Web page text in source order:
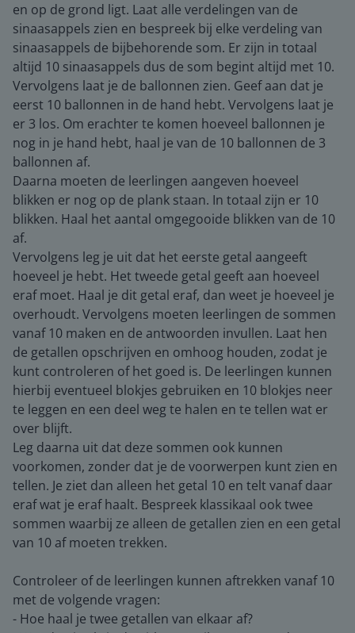
en op de grond ligt. Laat alle verdelingen van de
sinaasappels zien en bespreek bij elke verdeling van
sinaasappels de bijbehorende som. Er zijn in totaal
altijd 10 sinaasappels dus de som begint altijd met 10.
Vervolgens laat je de ballonnen zien. Geef aan dat je
eerst 10 ballonnen in de hand hebt. Vervolgens laat je
er 3 los. Om erachter te komen hoeveel ballonnen je
nog in je hand hebt, haal je van de 10 ballonnen de 3
ballonnen af.
Daarna moeten de leerlingen aangeven hoeveel
blikken er nog op de plank staan. In totaal zijn er 10
blikken. Haal het aantal omgegooide blikken van de 10
af.
Vervolgens leg je uit dat het eerste getal aangeeft
hoeveel je hebt. Het tweede getal geeft aan hoeveel
eraf moet. Haal je dit getal eraf, dan weet je hoeveel je
overhoudt. Vervolgens moeten leerlingen de sommen
vanaf 10 maken en de antwoorden invullen. Laat hen
de getallen opschrijven en omhoog houden, zodat je
kunt controleren of het goed is. De leerlingen kunnen
hierbij eventueel blokjes gebruiken en 10 blokjes neer
te leggen en een deel weg te halen en te tellen wat er
over blijft.
Leg daarna uit dat deze sommen ook kunnen
voorkomen, zonder dat je de voorwerpen kunt zien en
tellen. Je ziet dan alleen het getal 10 en telt vanaf daar
eraf wat je eraf haalt. Bespreek klassikaal ook twee
sommen waarbij ze alleen de getallen zien en een getal
van 10 af moeten trekken.
Controleer of de leerlingen kunnen aftrekken vanaf 10
met de volgende vragen:
- Hoe haal je twee getallen van elkaar af?